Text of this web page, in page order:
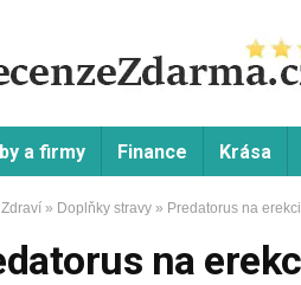
a firmy Finance Krása
Zdraví » Doplňky stravy » Predatorus na
na